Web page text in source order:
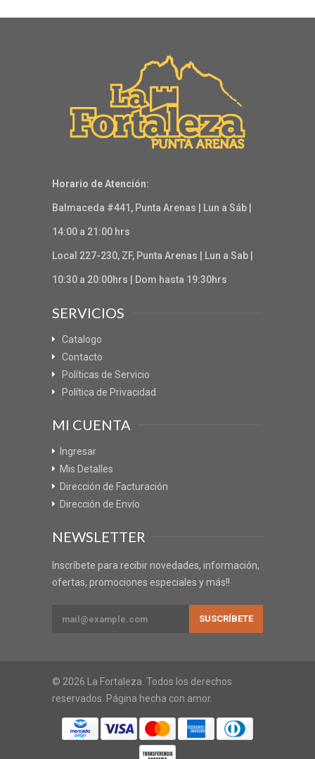
Horario de Atención:
Balmaceda #441, Punta Arenas | Lun a Sáb |
14:00 a 21:00 hrs
Local 227-230, ZF, Punta Arenas | Lun a Sab |
10:30 a 20:00hrs | Dom hasta 19:30hrs
SERVICIOS
Catalogo
Contacto
Políticas de Servicio
Política de Privacidad
MI CUENTA
Ingresar
Mis Detalles
Dirección de Facturación
Dirección de Envío
NEWSLETTER
Inscríbete para recibir novedades, información,
ofertas, promociones especiales y más!!
© 2026 La Fortaleza. Todos los derechos
reservados. Página hecha con amor.